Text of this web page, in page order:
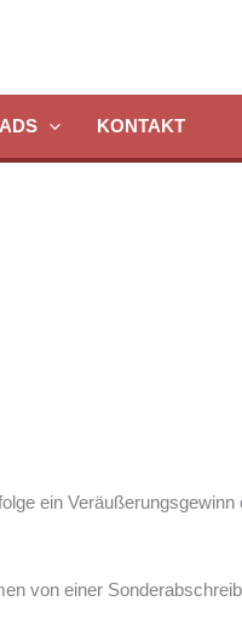
KONTAKT
ein Veräußerungsgewinn
von einer